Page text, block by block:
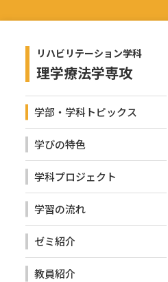
リハビリテーション学科
理学療法学専攻
学部・学科トピックス
学びの特色
学科プロジェクト
学習の流れ
ゼミ紹介
教員紹介